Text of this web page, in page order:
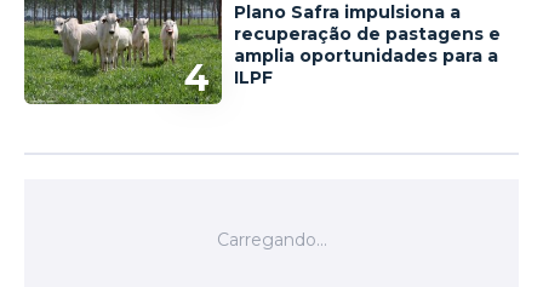
4
Plano Safra impulsiona a
recuperação de pastagens e
amplia oportunidades para a
ILPF